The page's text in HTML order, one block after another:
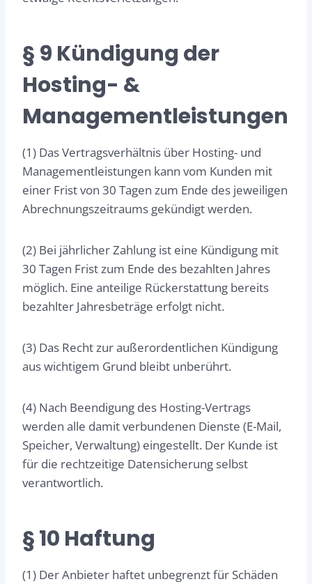
§ 9 Kündigung der
Hosting- &
Managementleistungen
(1) Das Vertragsverhältnis über Hosting- und
Managementleistungen kann vom Kunden mit
einer Frist von 30 Tagen zum Ende des jeweiligen
Abrechnungszeitraums gekündigt werden.
(2) Bei jährlicher Zahlung ist eine Kündigung mit
30 Tagen Frist zum Ende des bezahlten Jahres
möglich. Eine anteilige Rückerstattung bereits
bezahlter Jahresbeträge erfolgt nicht.
(3) Das Recht zur außerordentlichen Kündigung
aus wichtigem Grund bleibt unberührt.
(4) Nach Beendigung des Hosting-Vertrags
werden alle damit verbundenen Dienste (E-Mail,
Speicher, Verwaltung) eingestellt. Der Kunde ist
für die rechtzeitige Datensicherung selbst
verantwortlich.
§ 10 Haftung
(1) Der Anbieter haftet unbegrenzt für Schäden